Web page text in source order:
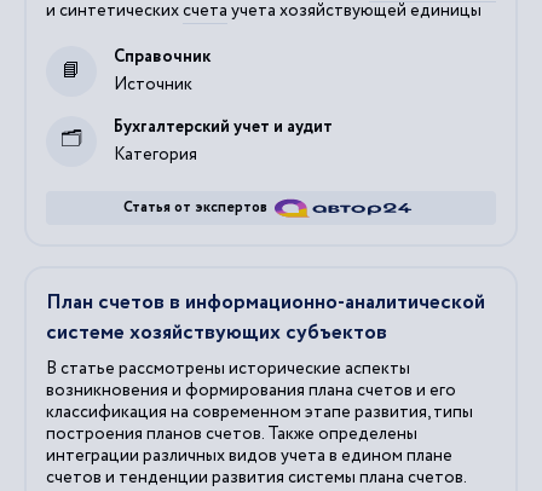
и синтетическихсчета учета хозяйствующей единицы
Источник
Справочник
Категория
Бухгалтерский учет и аудит
Статья от экспертов
План счетов в информационно-аналитической
системе хозяйствующих субъектов
В статье рассмотрены исторические аспекты
возникновения и формирования плана счетов и его
классификация на современном этапе развития, типы
построения планов счетов. Также определены
интеграции различных видов учета в едином плане
счетов и тенденции развития системы плана счетов.